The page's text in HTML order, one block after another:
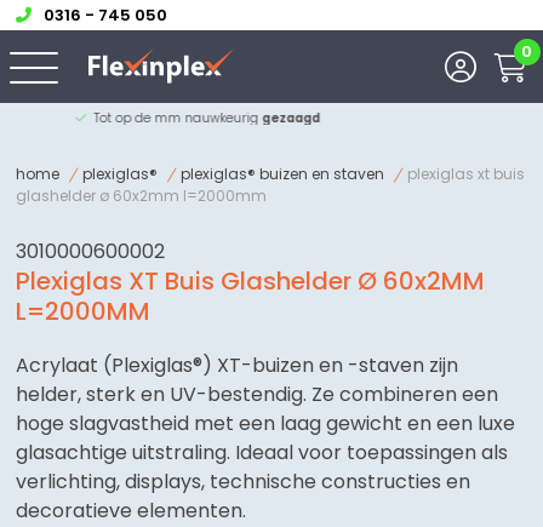
0316 - 745 050
0
Tot op de mm nauwkeurig
home plexiglas® plexiglas® buizen en staven
plexiglas xt buis
glashelder ø 60x2mm l=2000mm
3010000600002
Plexiglas XT Buis Glashelder Ø 60x2MM
L=2000MM
Acrylaat (Plexiglas®) XT-buizen en -staven zijn
helder, sterk en UV-bestendig. Ze combineren een
hoge slagvastheid met een laag gewicht en een luxe
glasachtige uitstraling. Ideaal voor toepassingen als
verlichting, displays, technische constructies en
decoratieve elementen.